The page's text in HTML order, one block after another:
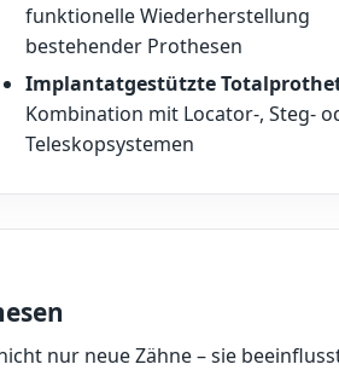
funktionelle Wiederherstellung
bestehender Prothesen
Implantatgestützte
Kombination mit Locator-, Steg-
Teleskopsystemen
nur neue Zähne – sie